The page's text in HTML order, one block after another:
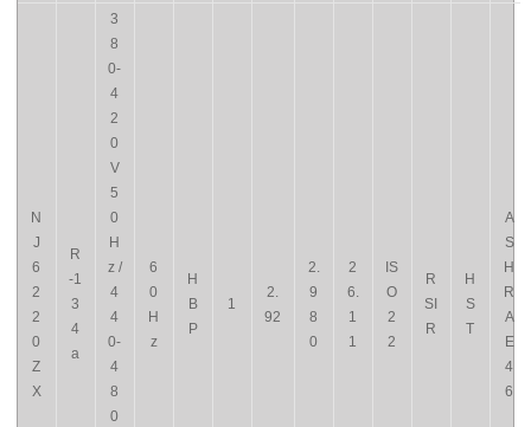
N
J
6
2
2
0
Z
X
R
-1
3
4
a
3
8
0-
4
2
0
V
5
0
H
z /
4
4
0-
4
8
0
6
0
H
z
H
B
P
1
2.
92
2.
9
8
0
2
6.
1
1
IS
O
2
2
R
SI
R
H
S
T
A
S
H
R
A
E
4
6